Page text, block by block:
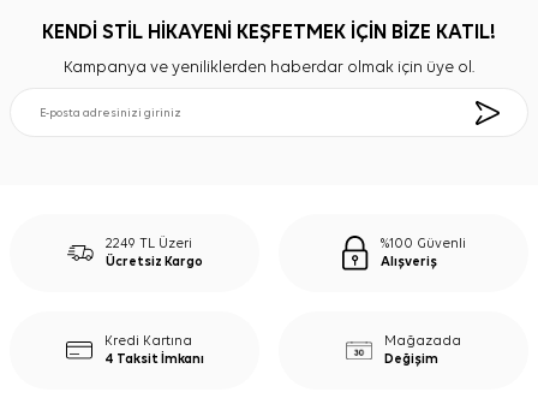
KENDİ STİL HİKAYENİ KEŞFETMEK İÇİN BİZE KATIL!
Kampanya ve yeniliklerden haberdar olmak için üye ol.
2249 TL Üzeri
Ücretsiz Kargo
%100 Güvenli
Alışveriş
Kredi Kartına
4 Taksit İmkanı
Mağazada
Değişim